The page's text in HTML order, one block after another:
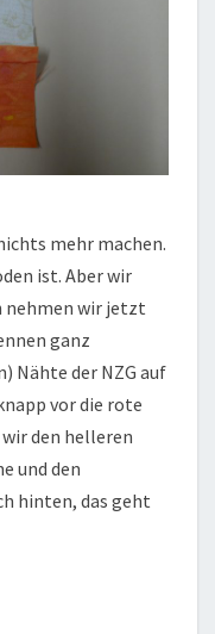
mehr machen.
ist. Aber wir
nehmen wir jetzt
ganz
Nähte der NZG auf
vor die rote
den helleren
und den
hinten, das geht